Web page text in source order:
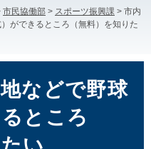
市民協働部 > スポーツ振興課 > 市内
ができるところ（無料）を知りた
などで野球
ところ